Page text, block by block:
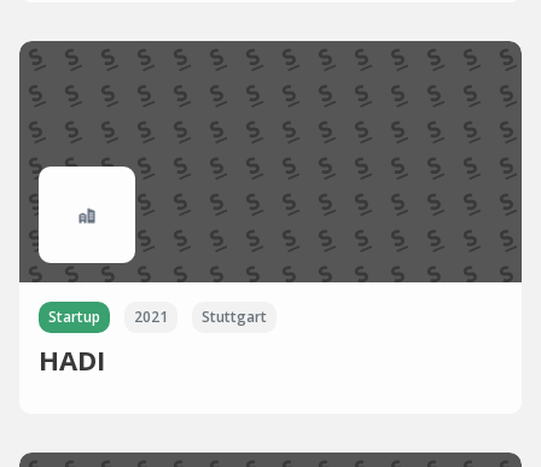
Startup 2021 Stuttgart
HADI